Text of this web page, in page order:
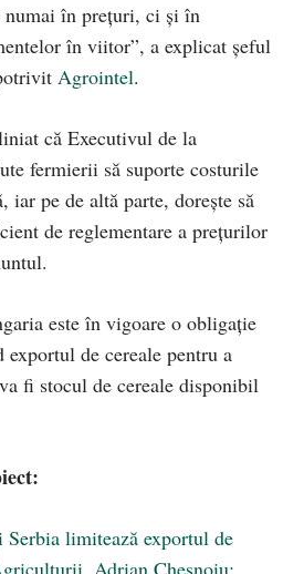
numai în prețuri, ci și în
în viitor”, a explicat șeful
Agrointel.
că Executivul de la
fermierii să suporte costurile
iar pe de altă parte, dorește să
de reglementare a prețurilor
este în vigoare o obligație
de cereale pentru a
fi stocul de cereale disponibil
:
limitează exportul de